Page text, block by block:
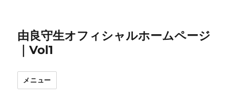
由良守生オフィシャルホームページ
｜Vol1
メニュー